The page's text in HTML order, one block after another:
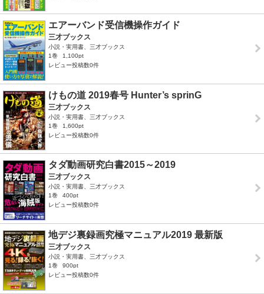
エアーバンド受信機操作ガイド
三才ブックス
小説・実用書、三才ブックス
1巻
1,100pt
レビュー投稿数0件
けもの道 2019春号 Hunter’s sprinG
三才ブックス
小説・実用書、三才ブックス
1巻
1,600pt
レビュー投稿数0件
タダ動画研究白書2015～2019
三才ブックス
小説・実用書、三才ブックス
1巻
400pt
レビュー投稿数0件
地デジ裏録画究極マニュアル2019 最新版
三才ブックス
小説・実用書、三才ブックス
1巻
900pt
レビュー投稿数0件